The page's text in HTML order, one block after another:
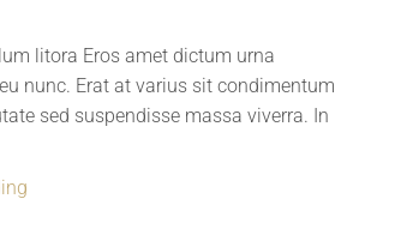
litora Eros amet dictum urna
nunc. Erat at varius sit condimentum
sed suspendisse massa viverra. In